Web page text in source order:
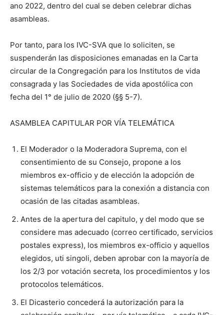
ano 2022, dentro del cual se deben celebrar dichas
asambleas.
Por tanto, para los IVC-SVA que lo soliciten, se
suspenderán las disposiciones emanadas en la Carta
circular de la Congregación para los Institutos de vida
consagrada y las Sociedades de vida apostólica con
fecha del 1° de julio de 2020 (§§ 5-7).
ASAMBLEA CAPITULAR POR VÍA TELEMÁTICA
El Moderador o la Moderadora Suprema, con el
consentimiento de su Consejo, propone a los
miembros ex-officio y de elección la adopción de
sistemas telemáticos para la conexión a distancia con
ocasión de las citadas asambleas.
Antes de la apertura del capitulo, y del modo que se
considere mas adecuado (correo certificado, servicios
postales express), los miembros ex-officio y aquellos
elegidos, uti singoli, deben aprobar con la mayoría de
los 2/3 por votación secreta, los procedimientos y los
protocolos telemáticos.
El Dicasterio concederá la autorización para la